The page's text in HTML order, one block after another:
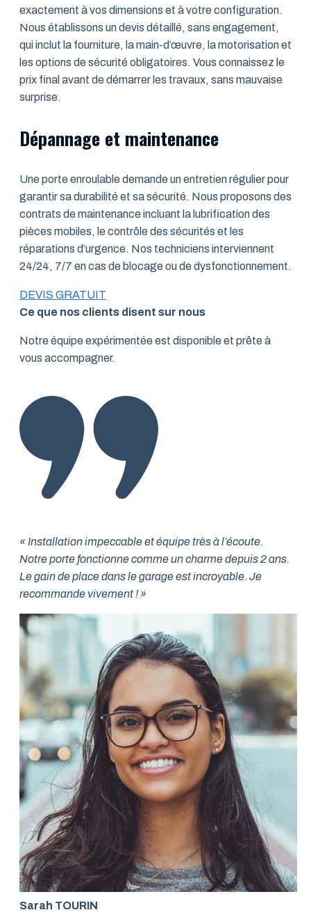
exactement à vos dimensions et à votre configuration.
Nous établissons un devis détaillé, sans engagement,
qui inclut la fourniture, la main-d’œuvre, la motorisation et
les options de sécurité obligatoires. Vous connaissez le
prix final avant de démarrer les travaux, sans mauvaise
surprise.
Dépannage et maintenance
Une porte enroulable demande un entretien régulier pour
garantir sa durabilité et sa sécurité. Nous proposons des
contrats de maintenance incluant la lubrification des
pièces mobiles, le contrôle des sécurités et les
réparations d’urgence. Nos techniciens interviennent
24/24, 7/7 en cas de blocage ou de dysfonctionnement.
DEVIS GRATUIT
Ce que nos clients disent sur nous
Notre équipe expérimentée est disponible et prête à
vous accompagner.
« Installation impeccable et équipe très à l’écoute.
Notre porte fonctionne comme un charme depuis 2 ans.
Le gain de place dans le garage est incroyable. Je
recommande vivement ! »
Sarah TOURIN